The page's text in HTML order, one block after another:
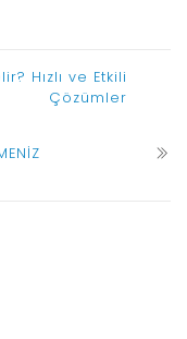
Hızlı ve Etkili
Çözümler